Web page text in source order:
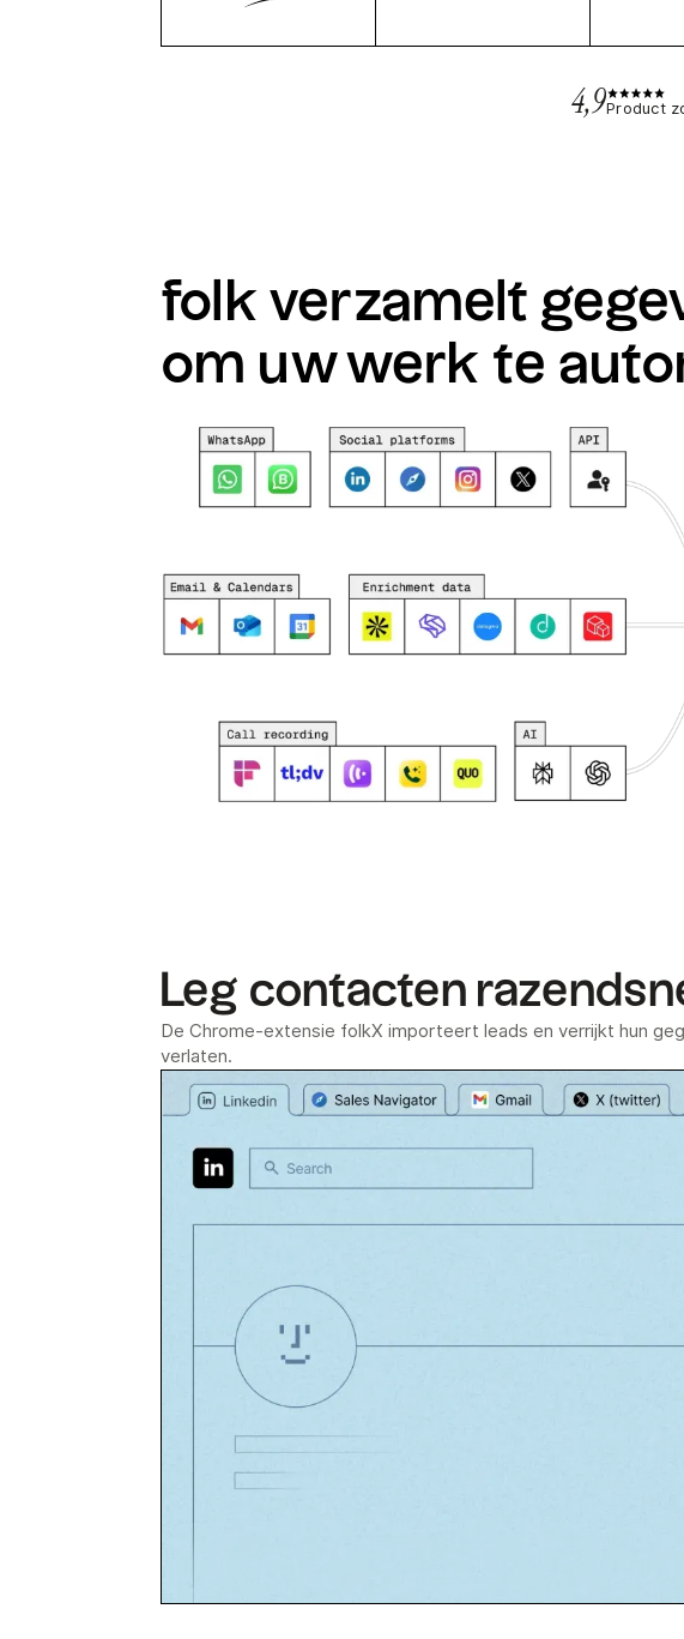
4,9Product
folk verzamelt
om uw werk te
Leg contacten
De Chrome-extensie folkX importeert leads en verrijkt hun
verlaten.